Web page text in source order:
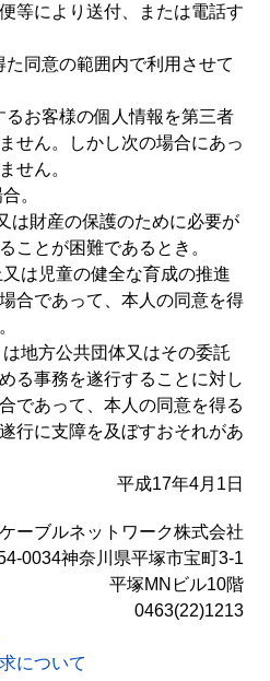
設定方法 オンライン手続き
等により送付、または電話す
同意の範囲内で利用させて
るお客様の個人情報を第三者
せん。しかし次の場合にあっ
せん。
。
産の保護のために必要が
ことが困難であるとき。
児童の健全な育成の推進
合であって、本人の同意を得
方公共団体又はその委託
る事務を遂行することに対し
であって、本人の同意を得る
行に支障を及ぼすおそれがあ
平成17年4月1日
ーブルネットワーク株式会社
0034神奈川県平塚市宝町3-1
平塚MNビル10階
0463(22)1213
について